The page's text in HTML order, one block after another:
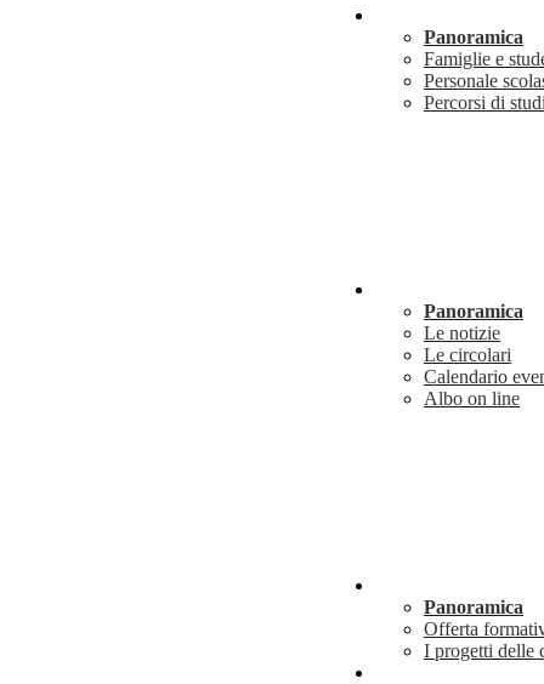
Panoramica
Famiglie e
Personale
Percorsi di
Panoramica
Le notizie
Le circolari
Calendario
Albo on line
Panoramica
Offerta
I progetti delle